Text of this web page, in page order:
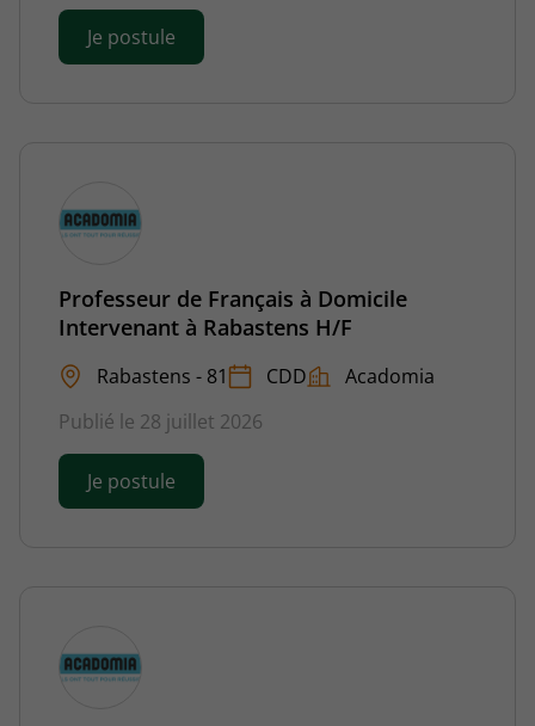
Je postule
Professeur de Français à Domicile
Intervenant à Rabastens H/F
Rabastens - 81 CDD
Acadomia
Publié le 28 juillet 2026
Je postule